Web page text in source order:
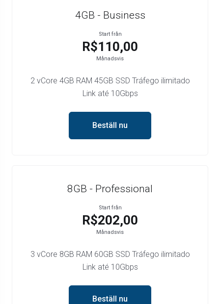
4GB - Business
Start från
R$110,00
Månadsvis
2 vCore 4GB RAM 45GB SSD Tráfego ilimitado
Link até 10Gbps
Beställ nu
8GB - Professional
Start från
R$202,00
Månadsvis
3 vCore 8GB RAM 60GB SSD Tráfego ilimitado
Link até 10Gbps
Beställ nu